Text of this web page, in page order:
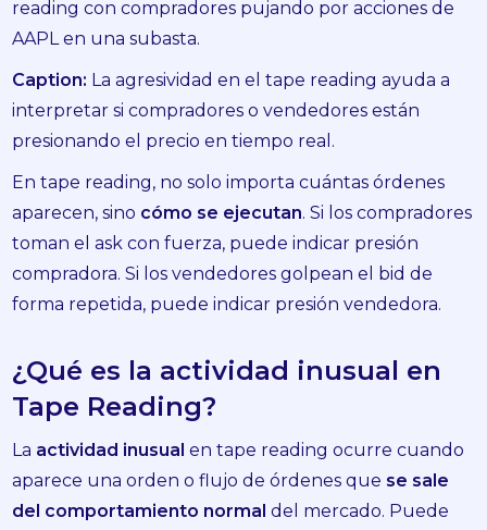
reading con compradores pujando por acciones de
AAPL en una subasta.
Caption: La agresividad en el tape reading ayuda a
interpretar si compradores o vendedores están
presionando el precio en tiempo real.
En tape reading, no solo importa cuántas órdenes
aparecen, sino cómo se ejecutan. Si los compradores
toman el ask con fuerza, puede indicar presión
compradora. Si los vendedores golpean el bid de
forma repetida, puede indicar presión vendedora.
¿Qué es la actividad inusual en
Tape Reading?
La actividad inusual en tape reading ocurre cuando
aparece una orden o flujo de órdenes que se sale
del comportamiento normal del mercado. Puede